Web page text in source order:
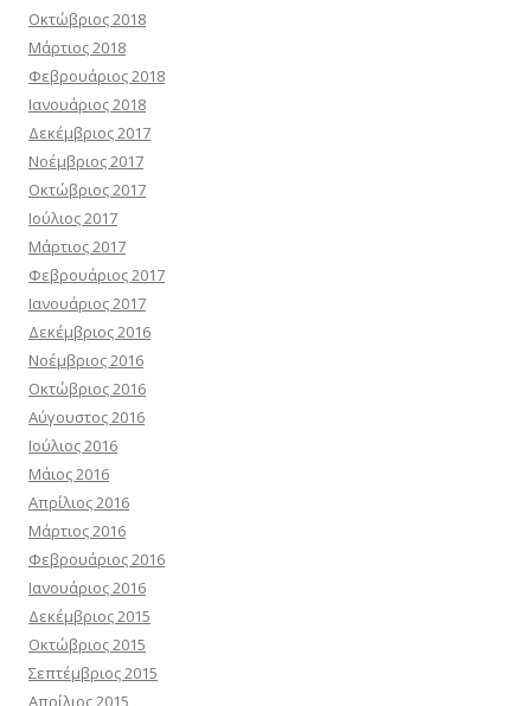
Οκτώβριος 2018
Μάρτιος 2018
Φεβρουάριος 2018
Ιανουάριος 2018
Δεκέμβριος 2017
Νοέμβριος 2017
Οκτώβριος 2017
Ιούλιος 2017
Μάρτιος 2017
Φεβρουάριος 2017
Ιανουάριος 2017
Δεκέμβριος 2016
Νοέμβριος 2016
Οκτώβριος 2016
Αύγουστος 2016
Ιούλιος 2016
Μάιος 2016
Απρίλιος 2016
Μάρτιος 2016
Φεβρουάριος 2016
Ιανουάριος 2016
Δεκέμβριος 2015
Οκτώβριος 2015
Σεπτέμβριος 2015
Απρίλιος 2015